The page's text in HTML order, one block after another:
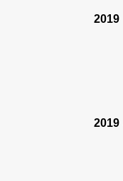
2019
2019